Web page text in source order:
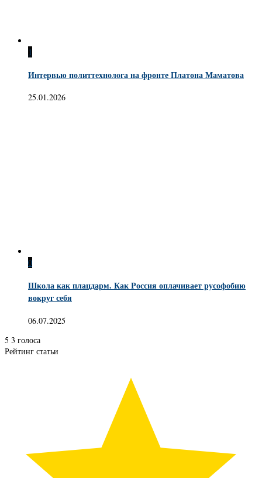
1
Интервью политтехнолога на фронте Платона Маматова
25.01.2026
0
Школа как плацдарм. Как Россия оплачивает русофобию
вокруг себя
06.07.2025
5 3 голоса
Рейтинг статьи